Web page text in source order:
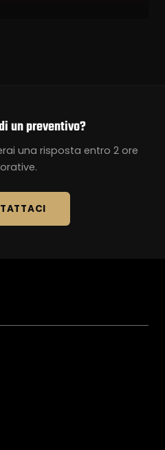
un preventivo?
una risposta entro 2 ore